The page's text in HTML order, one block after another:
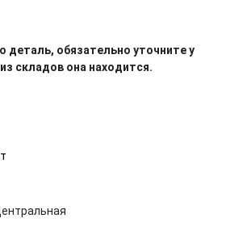
деталь, обязательно уточните у
складов она находится.